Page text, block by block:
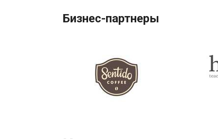
Бизнес-партнеры